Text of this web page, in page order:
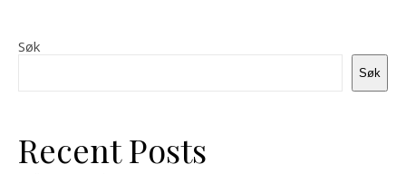
Søk
Søk
Recent Posts